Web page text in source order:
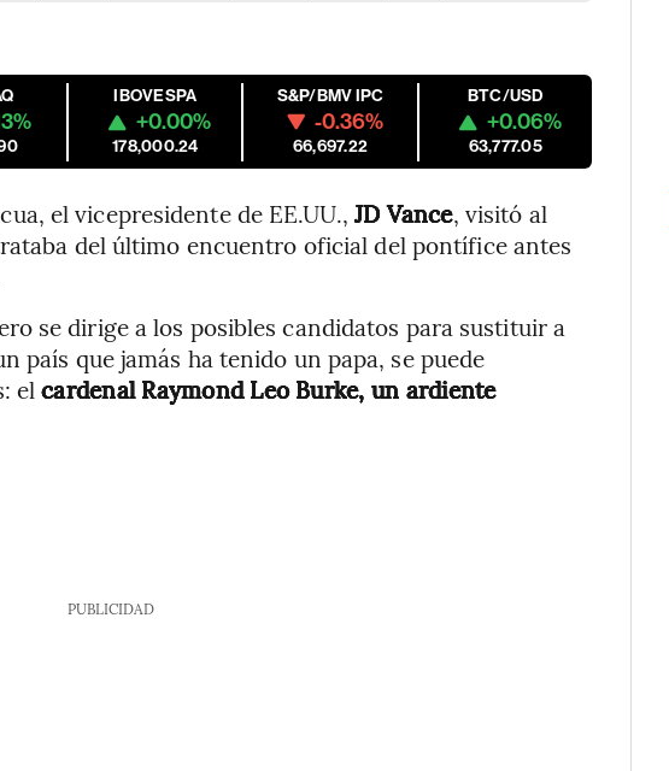
IBOVESPA
+0.00%
178,000.24
S&P/BMV IPC
-0.36%
66,697.22
BTC/USD
+0.06%
63,777.05
el vicepresidente de EE.UU., JD Vance, visitó al
del último encuentro oficial del pontífice antes
se dirige a los posibles candidatos para sustituir a
país que jamás ha tenido un papa, se puede
elcardenal Raymond Leo Burke, un ardiente
PUBLICIDAD